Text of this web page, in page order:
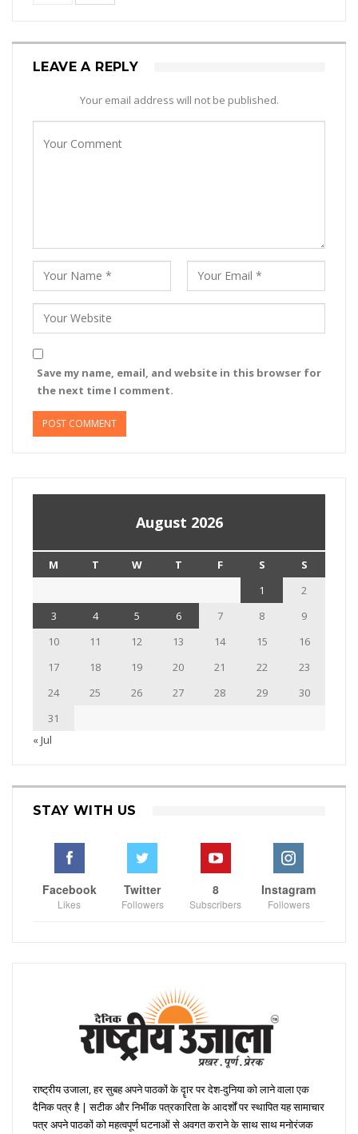
LEAVE A REPLY
Your email address will not be published.
Save my name, email, and website in this browser for
the next time I comment.
August 2026
M T W T F S
S
1
2
3
4 5 6 7 8
9
10
11 12 13 14 15
16
17
18 19 20 21 22
23
24
25 26 27 28 29
30
31
« Jul
STAY WITH US
Facebook
Likes
Twitter
Followers
8
Subscribers
Instagram
Followers
राष्ट्रीय उजाला, हर सुबह अपने पाठकों के दॄार पर देश-दुनिया को लाने वाला एक
दैनिक पत्र है | सटीक और निभींक पत्रकारिता के आदर्शों पर स्थापित यह सामाचार
पत्र अपने पाठकों को महत्वपूर्ण घटनाओं से अवगत कराने के साथ साथ मनोरंजक